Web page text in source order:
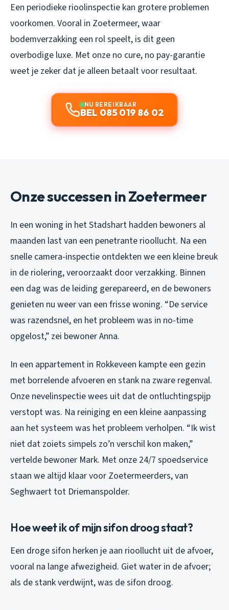
Een periodieke rioolinspectie kan grotere problemen
voorkomen. Vooral in Zoetermeer, waar
bodemverzakking een rol speelt, is dit geen
overbodige luxe. Met onze no cure, no pay-garantie
weet je zeker dat je alleen betaalt voor resultaat.
NU BEREIKBAAR
BEL 085 019 86 02
Onze successen in Zoetermeer
In een woning in het Stadshart hadden bewoners al
maanden last van een penetrante rioollucht. Na een
snelle camera-inspectie ontdekten we een kleine breuk
in de riolering, veroorzaakt door verzakking. Binnen
een dag was de leiding gerepareerd, en de bewoners
genieten nu weer van een frisse woning. “De service
was razendsnel, en het probleem was in no-time
opgelost,” zei bewoner Anna.
In een appartement in Rokkeveen kampte een gezin
met borrelende afvoeren en stank na zware regenval.
Onze nevelinspectie wees uit dat de ontluchtingspijp
verstopt was. Na reiniging en een kleine aanpassing
aan het systeem was het probleem verholpen. “Ik wist
niet dat zoiets simpels zo’n verschil kon maken,”
vertelde bewoner Mark. Met onze 24/7 spoedservice
staan we altijd klaar voor Zoetermeerders, van
Seghwaert tot Driemanspolder.
Hoe weet ik of mijn sifon droog staat?
Een droge sifon herken je aan rioollucht uit de afvoer,
vooral na lange afwezigheid. Giet water in de afvoer;
als de stank verdwijnt, was de sifon droog.